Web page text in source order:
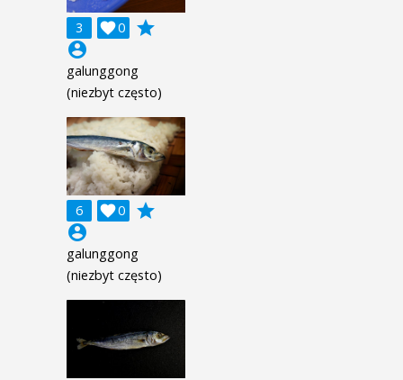
3 0

grade
account_circle
galunggong
(niezbyt często)
6 0

grade
account_circle
galunggong
(niezbyt często)